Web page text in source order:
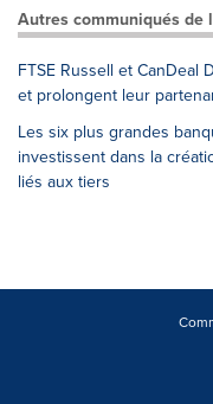
Autres communiqués de
FTSE Russell et CanDeal
et prolongent leur
Les six plus grandes
investissent dans la
liés aux tiers